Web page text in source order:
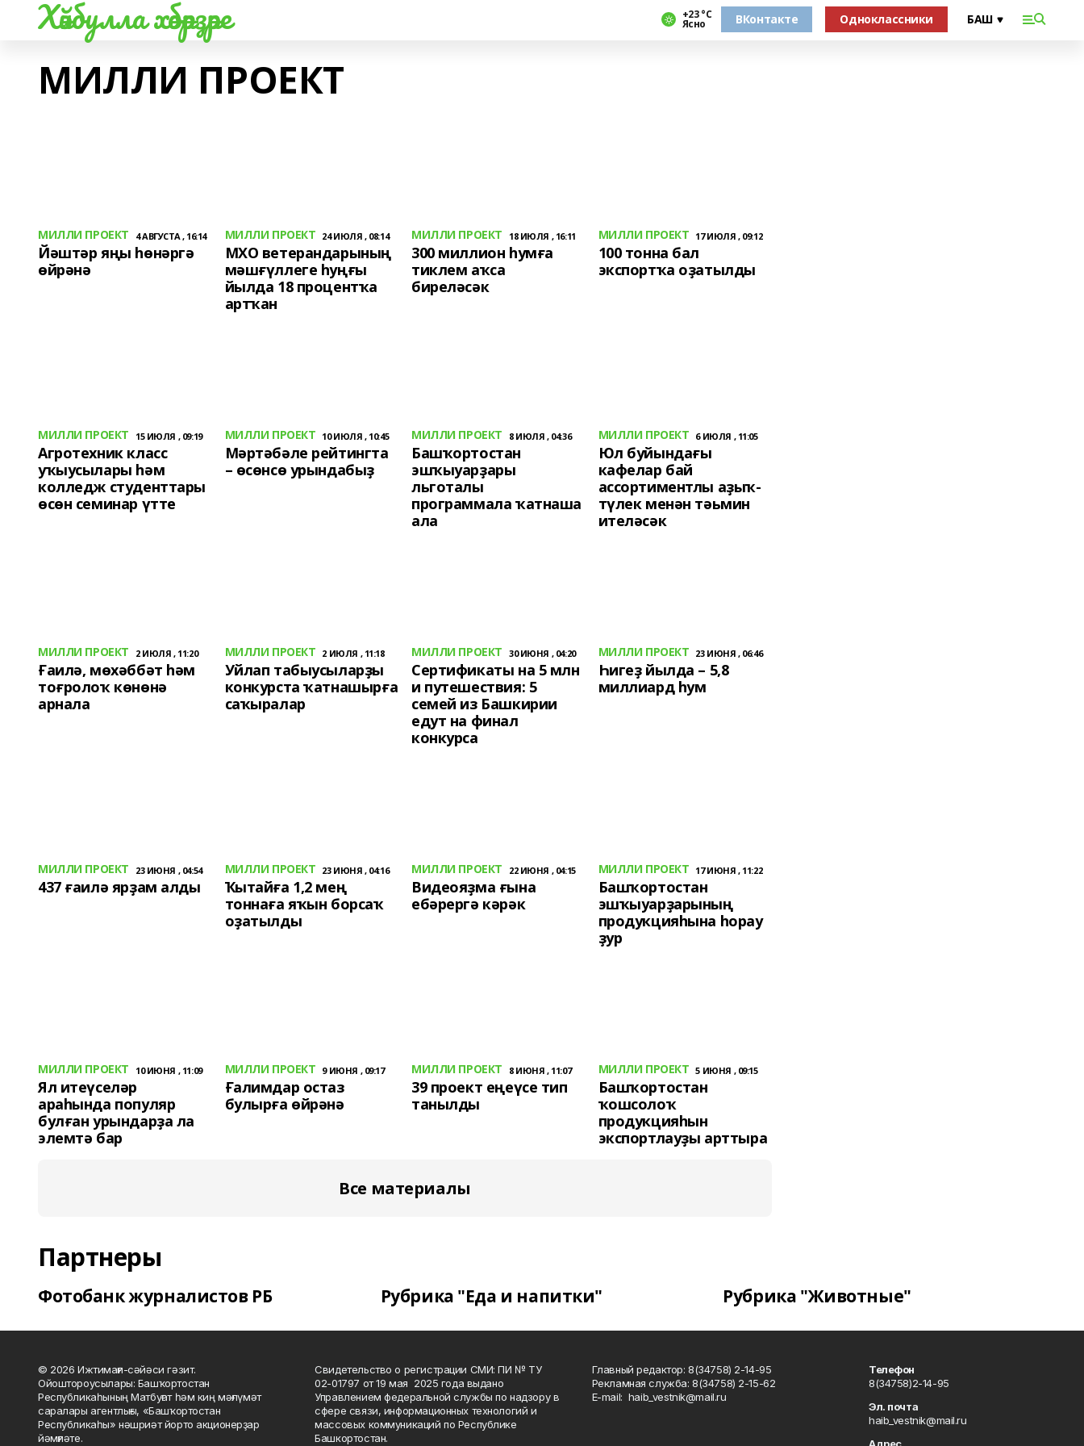
Хәйбулла хәбәрҙәре +23 °С
Ясно ВКонтакте Одноклассники
МИЛЛИ ПРОЕКТ
МИЛЛИ ПРОЕКТ 4 АВГУСТА , 16:14
Йәштәр яңы һөнәргә
өйрәнә
МИЛЛИ ПРОЕКТ 24 ИЮЛЯ , 08:14
МХО ветерандарының
мәшғүллеге һуңғы
йылда 18 процентҡа
артҡан
МИЛЛИ ПРОЕКТ 18 ИЮЛЯ , 16:11
300 миллион һумға
тиклем аҡса
биреләсәк
МИЛЛИ ПРОЕКТ 17 ИЮЛЯ , 09:12
100 тонна бал
экспортҡа оҙатылды
МИЛЛИ ПРОЕКТ 15 ИЮЛЯ , 09:19
Агротехник класс
уҡыусылары һәм
колледж студенттары
өсөн семинар үтте
МИЛЛИ ПРОЕКТ 10 ИЮЛЯ , 10:45
Мәртәбәле рейтингта
– өсөнсө урындабыҙ
МИЛЛИ ПРОЕКТ 8 ИЮЛЯ , 04:36
Башҡортостан
эшҡыуарҙары
льготалы
программала ҡатнаша
ала
МИЛЛИ ПРОЕКТ 6 ИЮЛЯ , 11:05
Юл буйындағы
кафелар бай
ассортиментлы аҙыҡ-
түлек менән тәьмин
ителәсәк
МИЛЛИ ПРОЕКТ 2 ИЮЛЯ , 11:20
Ғаилә, мөхәббәт һәм
тоғролоҡ көнөнә
арнала
МИЛЛИ ПРОЕКТ 2 ИЮЛЯ , 11:18
Уйлап табыусыларҙы
конкурста ҡатнашырға
саҡыралар
МИЛЛИ ПРОЕКТ 30 ИЮНЯ , 04:20
Сертификаты на 5 млн
и путешествия: 5
семей из Башкирии
едут на финал
конкурса
МИЛЛИ ПРОЕКТ 23 ИЮНЯ , 06:46
Һигеҙ йылда – 5,8
миллиард һум
МИЛЛИ ПРОЕКТ 23 ИЮНЯ , 04:54
437 ғаилә ярҙам алды
МИЛЛИ ПРОЕКТ 23 ИЮНЯ , 04:16
Ҡытайға 1,2 мең
тоннаға яҡын борсаҡ
оҙатылды
МИЛЛИ ПРОЕКТ 22 ИЮНЯ , 04:15
Видеояҙма ғына
ебәрергә кәрәк
МИЛЛИ ПРОЕКТ 17 ИЮНЯ , 11:22
Башҡортостан
эшҡыуарҙарының
продукцияһына һорау
ҙур
МИЛЛИ ПРОЕКТ 10 ИЮНЯ , 11:09
Ял итеүселәр
араһында популяр
булған урындарҙа ла
элемтә бар
МИЛЛИ ПРОЕКТ 9 ИЮНЯ , 09:17
Ғалимдар остаз
булырға өйрәнә
МИЛЛИ ПРОЕКТ 8 ИЮНЯ , 11:07
39 проект еңеүсе тип
танылды
МИЛЛИ ПРОЕКТ 5 ИЮНЯ , 09:15
Башҡортостан
ҡошсолоҡ
продукцияһын
экспортлауҙы арттыра
Все материалы
Партнеры
Фотобанк журналистов РБ Рубрика "Еда и напитки" Рубрика "Животные"
© 2026 Ижтимағи-сәйәси гәзит.
Ойоштороусылары: Башҡортостан
Республикаһының Матбуғат һәм киң мәғлүмәт
саралары агентлығы, «Башҡортостан
Республикаһы» нәшриәт йорто акционерҙар
йәмғиәте.
Свидетельство о регистрации СМИ: ПИ № ТУ
02-01797 от 19 мая 2025 года выдано
Управлением федеральной службы по надзору в
сфере связи, информационных технологий и
массовых коммуникаций по Республике
Башкортостан.
Главный редактор: 8(34758) 2-14-95
Рекламная служба: 8(34758) 2-15-62
Е-mаil: haib_vestnik@mail.ru
Телефон
8(34758)2-14-95
Эл. почта
haib_vestnik@mail.ru